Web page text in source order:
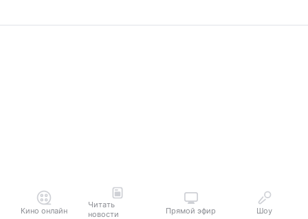
Кино онлайн
Читать
новости
Прямой эфир Шоу